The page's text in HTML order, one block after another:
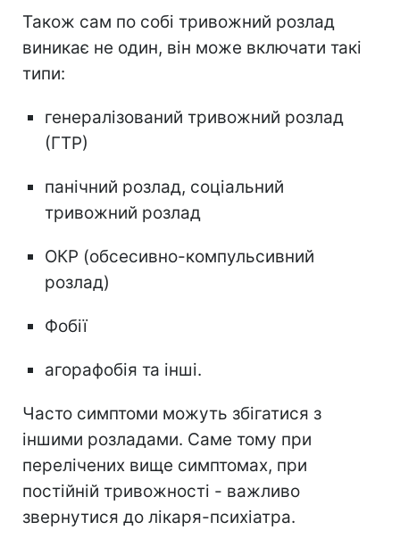
Також сам по собі тривожний розлад
виникає не один, він може включати такі
типи:
генералізований тривожний розлад
(ГТР)
панічний розлад, соціальний
тривожний розлад
ОКР (обсесивно-компульсивний
розлад)
Фобії
агорафобія та інші.
Часто симптоми можуть збігатися з
іншими розладами. Саме тому при
перелічених вище симптомах, при
постійній тривожності - важливо
звернутися до лікаря-психіатра.